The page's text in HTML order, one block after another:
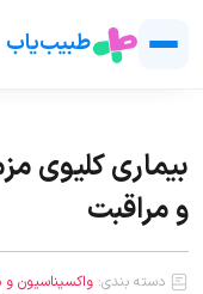
طبیب‌یاب
بیماری کلیوی
و مراقبت
دسته بندی: واکسیناسیون و